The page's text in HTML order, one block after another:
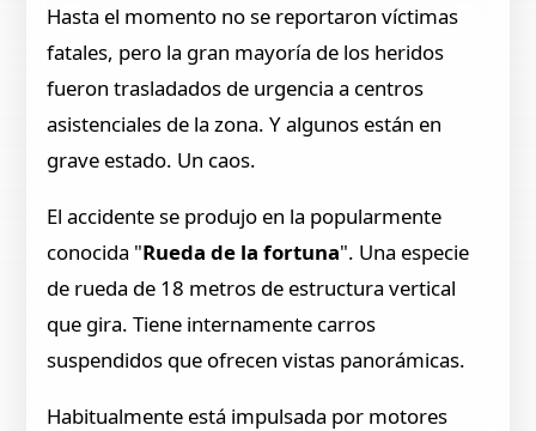
Hasta el momento no se reportaron víctimas
fatales, pero la gran mayoría de los heridos
fueron trasladados de urgencia a centros
asistenciales de la zona. Y algunos están en
grave estado. Un caos.
El accidente se produjo en la popularmente
conocida "Rueda de la fortuna". Una especie
de rueda de 18 metros de estructura vertical
que gira. Tiene internamente carros
suspendidos que ofrecen vistas panorámicas.
Habitualmente está impulsada por motores